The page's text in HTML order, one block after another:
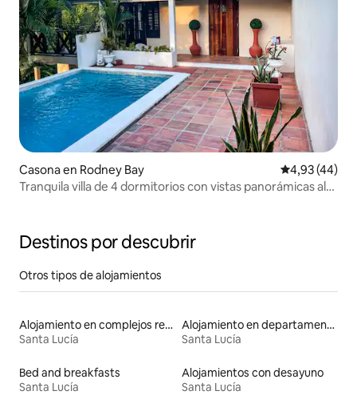
Casona en Rodney Bay Calificación
4,93 (44)
Tranquila villa de 4 dormitorios con vistas panorámicas al
Destinos por descubrir
Otros tipos de alojamientos
Alojamiento en complejos residenciales
Santa Lucía
Alojamiento en departamentos
Santa Lucía
Bed and breakfasts
Santa Lucía
Alojamientos con desayuno
Santa Lucía